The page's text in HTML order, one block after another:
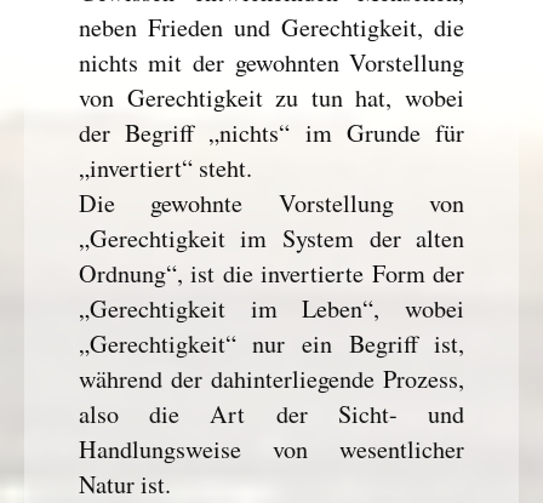
neben Frieden und Gerechtigkeit, die
nichts mit der gewohnten Vorstellung
von Gerechtigkeit zu tun hat, wobei
der Begriff „nichts“ im Grunde für
„invertiert“ steht.
Die gewohnte Vorstellung von
„Gerechtigkeit im System der alten
Ordnung“, ist die invertierte Form der
„Gerechtigkeit im Leben“, wobei
„Gerechtigkeit“ nur ein Begriff ist,
während der dahinterliegende Prozess,
also die Art der Sicht- und
Handlungsweise von wesentlicher
Natur ist.